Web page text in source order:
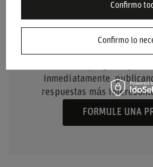
NECESITO
inmediatamente,
respuestas más
FORMULE UNA
Confirmo lo
Confirmo